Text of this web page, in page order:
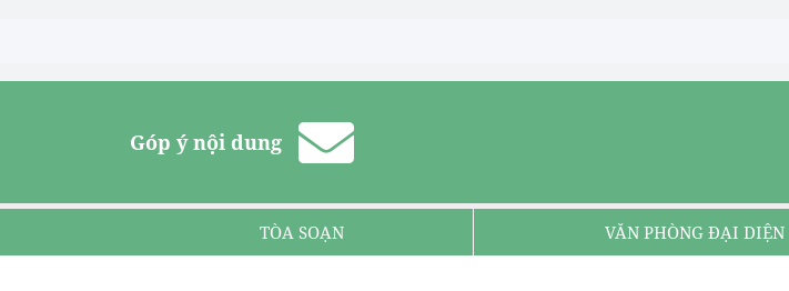
Góp ý nội dung
TÒA SOẠN VĂN PHÒNG ĐẠI DIỆN